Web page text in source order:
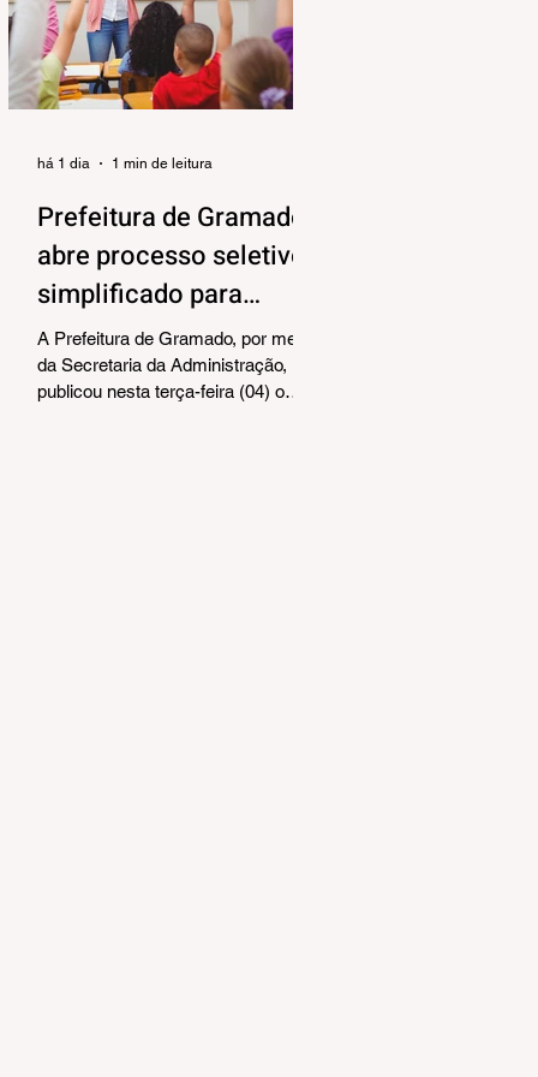
alinhar responsabilidades e
organizar as próximas etapas de
preparação do evento. Também
foram debatidos aspectos
Prefeitura de Gramado
abre processo seletivo
simplificado para
contratação temporária
de professores
A Prefeitura de Gramado, por meio
da Secretaria da Administração,
publicou nesta terça-feira (04) o
há 1 dia 1 min de leitura